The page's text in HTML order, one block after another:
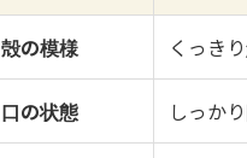
殻の模様 くっき
口の状態 しっか